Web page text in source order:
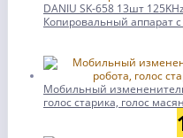
DANIU SK-658 13шт
Копировальный аппарат
Мобильный измененитель
голос старика, голос